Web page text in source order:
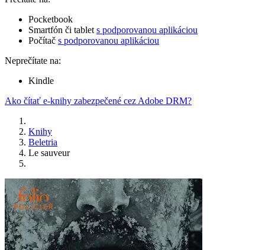
Pocketbook
Smartfón či tablet s podporovanou aplikáciou
Počítač s podporovanou aplikáciou
Neprečítate na:
Kindle
Ako čítať e-knihy zabezpečené cez Adobe DRM?
Knihy
Beletria
Le sauveur